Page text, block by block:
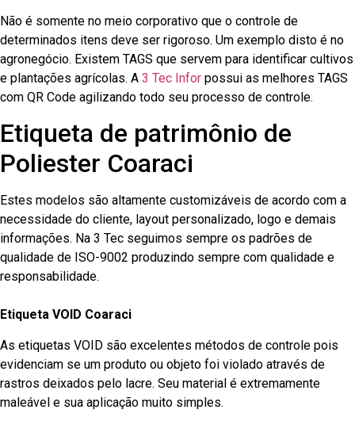
Não é somente no meio corporativo que o controle de
determinados itens deve ser rigoroso. Um exemplo disto é no
agronegócio. Existem TAGS que servem para identificar cultivos
e plantações agrícolas. A 3 Tec Infor possui as melhores TAGS
com QR Code agilizando todo seu processo de controle.
Etiqueta de patrimônio de
Poliester Coaraci
Estes modelos são altamente customizáveis de acordo com a
necessidade do cliente, layout personalizado, logo e demais
informações. Na 3 Tec seguimos sempre os padrões de
qualidade de ISO-9002 produzindo sempre com qualidade e
responsabilidade.
Etiqueta VOID Coaraci
As etiquetas VOID são excelentes métodos de controle pois
evidenciam se um produto ou objeto foi violado através de
rastros deixados pelo lacre. Seu material é extremamente
maleável e sua aplicação muito simples.